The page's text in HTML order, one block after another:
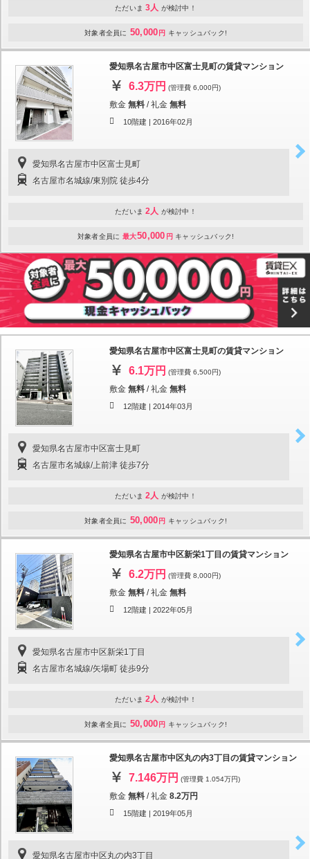
ただいま 3人 が検討中！
対象者全員に 50,000 円 キャッシュバック!
愛知県名古屋市中区富士見町の賃貸マンション
6.3万円 (管理費 6,000円)
敷金 無料 /礼金 無料
10階建 | 2016年02月
愛知県名古屋市中区富士見町
名古屋市名城線/東別院 徒歩4分
ただいま 2人 が検討中！
対象者全員に 最大50,000 円 キャッシュバック!
愛知県名古屋市中区富士見町の賃貸マンション
6.1万円 (管理費 6,500円)
敷金 無料 /礼金 無料
12階建 | 2014年03月
愛知県名古屋市中区富士見町
名古屋市名城線/上前津 徒歩7分
ただいま 2人 が検討中！
対象者全員に 50,000 円 キャッシュバック!
愛知県名古屋市中区新栄1丁目の賃貸マンション
6.2万円 (管理費 8,000円)
敷金 無料 /礼金 無料
12階建 | 2022年05月
愛知県名古屋市中区新栄1丁目
名古屋市名城線/矢場町 徒歩9分
ただいま 2人 が検討中！
対象者全員に 50,000 円 キャッシュバック!
愛知県名古屋市中区丸の内3丁目の賃貸マンション
7.146万円 (管理費 1.054万円)
敷金 無料 /礼金 8.2万円
15階建 | 2019年05月
愛知県名古屋市中区丸の内3丁目